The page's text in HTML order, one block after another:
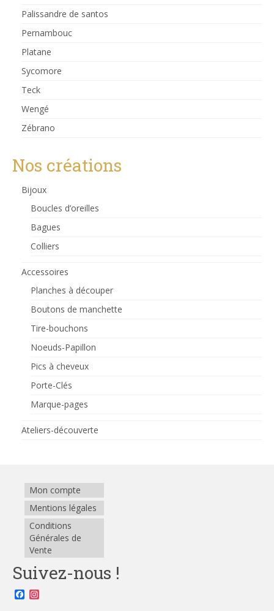
Palissandre de santos
Pernambouc
Platane
Sycomore
Teck
Wengé
Zébrano
Nos créations
Bijoux
Boucles d’oreilles
Bagues
Colliers
Accessoires
Planches à découper
Boutons de manchette
Tire-bouchons
Noeuds-Papillon
Pics à cheveux
Porte-Clés
Marque-pages
Ateliers-découverte
Mon compte
Mentions légales
Conditions
Générales de
Vente
Suivez-nous !
Facebook